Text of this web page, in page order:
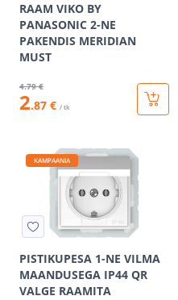
RAAM VIKO BY
PANASONIC 2-NE
PAKENDIS MERIDIAN
MUST
4.79 €
2.87 € / tk
KAMPAANIA
PISTIKUPESA 1-NE VILMA
MAANDUSEGA IP44 QR
VALGE RAAMITA